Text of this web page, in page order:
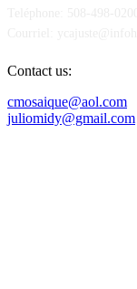
Contact us:
cmosaique@aol.com
juliomidy@gmail.com